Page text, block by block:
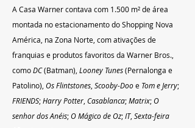
A Casa Warner contava com 1.500 m² de área
montada no estacionamento do Shopping Nova
América, na Zona Norte, com ativações de
franquias e produtos favoritos da Warner Bros.,
como DC (Batman), Looney Tunes (Pernalonga e
Patolino), Os Flintstones Scooby-Doo e Tom e Jerry;
FRIENDS; Harry Potter Casablanca; Matrix; O
senhor dos Anéis; O Mágico de Oz; IT, Sexta-feira